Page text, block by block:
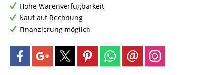
Hohe Warenverfügbarkeit
Kauf auf Rechnung
Finanzierung möglich